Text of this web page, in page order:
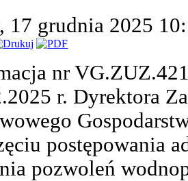
17 grudnia 2025
nr
r. Dyrektora
postępowania
pozwoleń